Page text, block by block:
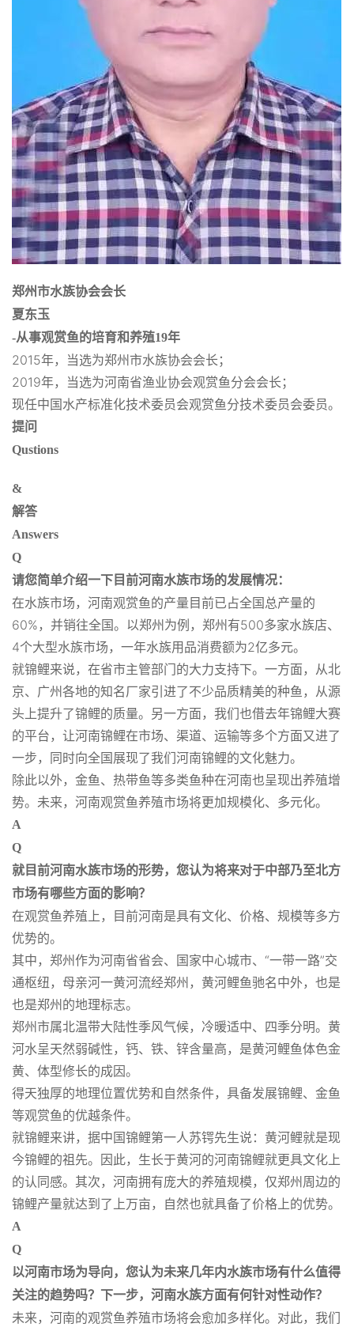
郑州市水族协会会长
夏东玉
-从事观赏鱼的培育和养殖19年
2015年，当选为郑州市水族协会会长；
2019年，当选为河南省渔业协会观赏鱼分会会长；
现任中国水产标准化技术委员会观赏鱼分技术委员会委员。
提问
Qustions
&
解答
Answers
Q
请您简单介绍一下目前河南水族市场的发展情况：
在水族市场，河南观赏鱼的产量目前已占全国总产量的
60%，并销往全国。以郑州为例，郑州有500多家水族店、
4个大型水族市场，一年水族用品消费额为2亿多元。
就锦鲤来说，在省市主管部门的大力支持下。一方面，从北
京、广州各地的知名厂家引进了不少品质精美的种鱼，从源
头上提升了锦鲤的质量。另一方面，我们也借去年锦鲤大赛
的平台，让河南锦鲤在市场、渠道、运输等多个方面又进了
一步，同时向全国展现了我们河南锦鲤的文化魅力。
除此以外，金鱼、热带鱼等多类鱼种在河南也呈现出养殖增
势。未来，河南观赏鱼养殖市场将更加规模化、多元化。
A
Q
就目前河南水族市场的形势，您认为将来对于中部乃至北方
市场有哪些方面的影响？
在观赏鱼养殖上，目前河南是具有文化、价格、规模等多方
优势的。
其中，郑州作为河南省省会、国家中心城市、“一带一路”交
通枢纽，母亲河一黄河流经郑州，黄河鲤鱼驰名中外，也是
也是郑州的地理标志。
郑州市属北温带大陆性季风气候，冷暖适中、四季分明。黄
河水呈天然弱碱性，钙、铁、锌含量高，是黄河鲤鱼体色金
黄、体型修长的成因。
得天独厚的地理位置优势和自然条件，具备发展锦鲤、金鱼
等观赏鱼的优越条件。
就锦鲤来讲，据中国锦鲤第一人苏锷先生说：黄河鲤就是现
今锦鲤的祖先。因此，生长于黄河的河南锦鲤就更具文化上
的认同感。其次，河南拥有庞大的养殖规模，仅郑州周边的
锦鲤产量就达到了上万亩，自然也就具备了价格上的优势。
A
Q
以河南市场为导向，您认为未来几年内水族市场有什么值得
关注的趋势吗？下一步，河南水族方面有何针对性动作？
未来，河南的观赏鱼养殖市场将会愈加多样化。对此，我们